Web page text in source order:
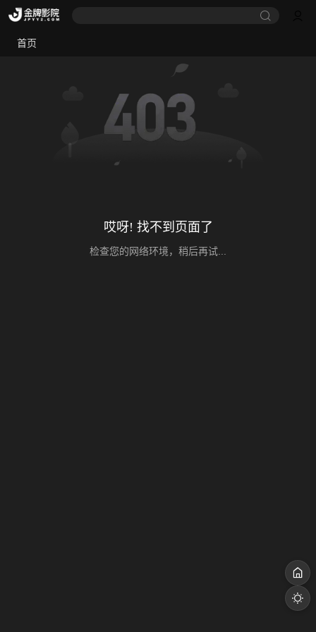
首页
哎呀! 找不到页面了
检查您的网络环境，稍后再试...